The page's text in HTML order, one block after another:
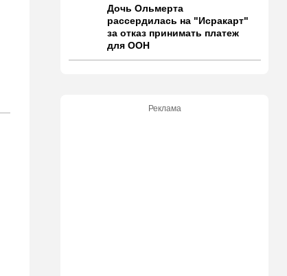
Дочь Ольмерта
рассердилась на "Исракарт"
за отказ принимать платеж
для ООН
Реклама